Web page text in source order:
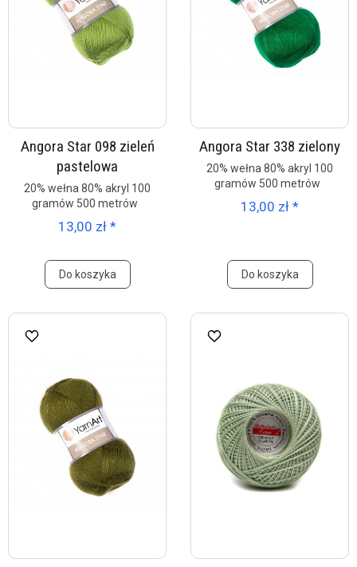
Angora Star 098 zieleń
pastelowa
20% wełna 80% akryl 100
gramów 500 metrów
13,00 zł *
Do koszyka
Angora Star 338 zielony
20% wełna 80% akryl 100
gramów 500 metrów
13,00 zł *
Do koszyka